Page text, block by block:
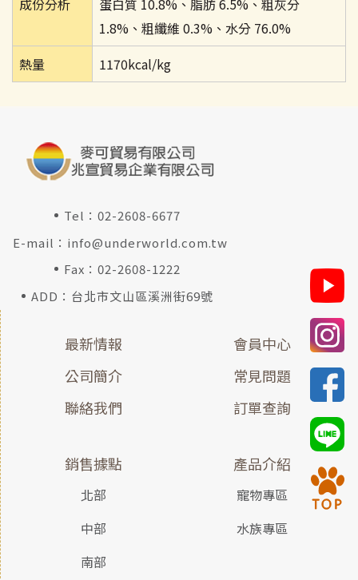
成份分析
蛋白質 10.8%、脂肪 6.5%、粗灰分
1.8%、粗纖維 0.3%、水分 76.0%
熱量
1170kcal/kg
Tel：02-2608-6677
E-mail： info@underworld.com.tw
Fax：02-2608-1222
ADD：台北市文山區溪洲街69號
最新情報
公司簡介
聯絡我們
會員中心
常見問題
訂單查詢
銷售據點
北部
中部
南部
產品介紹
寵物專區
水族專區